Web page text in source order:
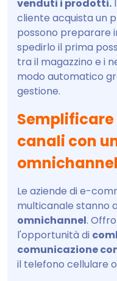
venduti i prodotti.
cliente acquista un
possono preparare
spedirlo il prima
tra il magazzino e i
modo automatico
gestione.
canali con
omnichannel
Le aziende di e-
multicanale stanno
omnichannel.
l'opportunità di
comunicazione
il telefono cellulare